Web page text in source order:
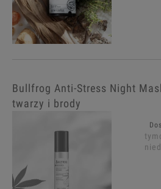
Bullfrog Anti-Stress Night
twarzy i brody